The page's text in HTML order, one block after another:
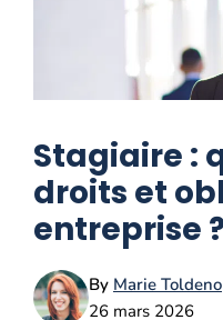
Stagiaire :
droits et
entreprise ?
By Marie Toldeno
26 mars 2026